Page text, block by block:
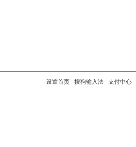
设置首页 - 搜狗输入法 - 支付中心 -